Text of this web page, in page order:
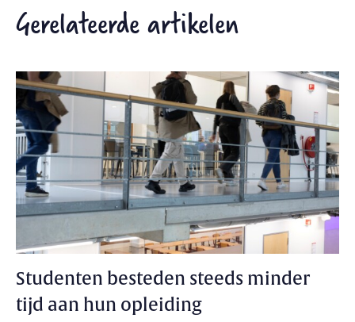
Gerelateerde artikelen
Studenten besteden steeds minder
tijd aan hun opleiding